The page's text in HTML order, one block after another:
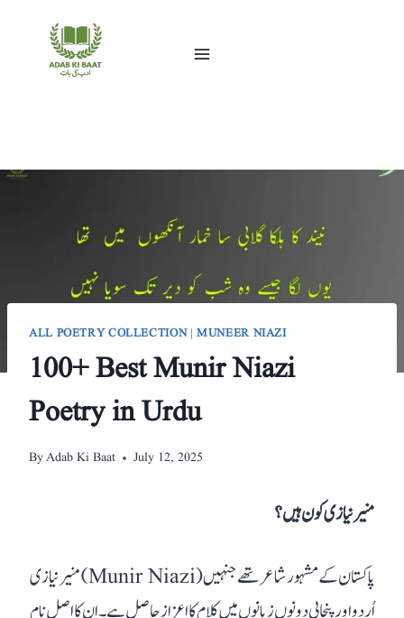
ALL POETRY COLLECTION|MUNEER NIAZI
100+ Best Munir Niazi
Poetry in Urdu
ByAdab Ki Baat July 12, 2025
منیر نیازی کون ہیں؟
منیر نیازی (Munir Niazi) پاکستان کے مشہور شاعر تھے جنہیں